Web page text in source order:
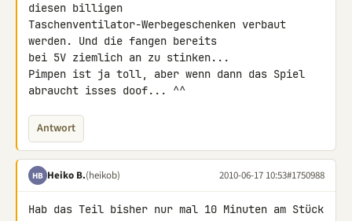
diesen billigen
Taschenventilator-Werbegeschenken verbaut
werden. Und die fangen bereits
bei 5V ziemlich an zu stinken...
Pimpen ist ja toll, aber wenn dann das Spiel
abraucht isses doof... ^^
Antwort
HB Heiko B.(heikob) 2010-06-17 10:53#1750988
Hab das Teil bisher nur mal 10 Minuten am Stück